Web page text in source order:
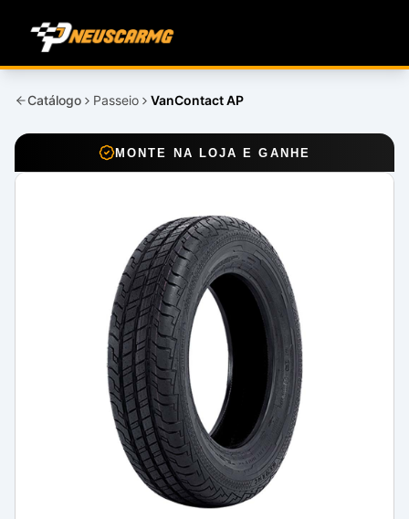
Catálogo Passeio VanContact AP
MONTE NA LOJA E GANHE